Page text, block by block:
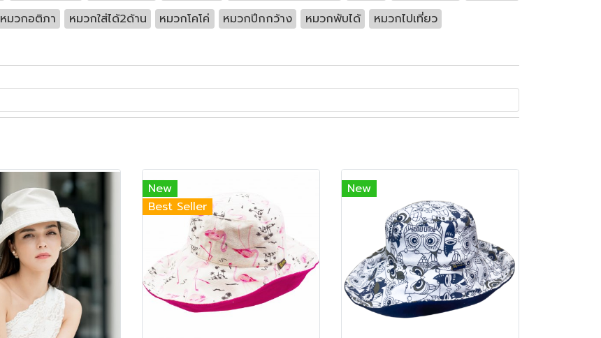
หมวกอติภา หมวกใส่ได้2ด้าน หมวกโคโค่ หมวกปีกกว้าง หมวกพับได้ หมวกไปเที่ยว
New
Best Seller
New